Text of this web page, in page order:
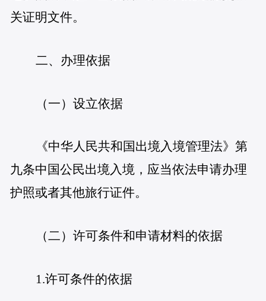
关证明文件。
二、办理依据
（一）设立依据
《中华人民共和国出境入境管理法》第
九条中国公民出境入境，应当依法申请办理
护照或者其他旅行证件。
（二）许可条件和申请材料的依据
1.许可条件的依据